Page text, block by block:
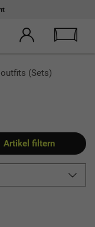
(Sets)
Artikel filtern